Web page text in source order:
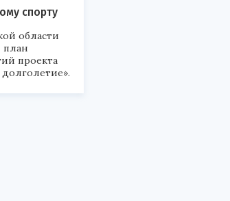
спорту
области
план
проекта